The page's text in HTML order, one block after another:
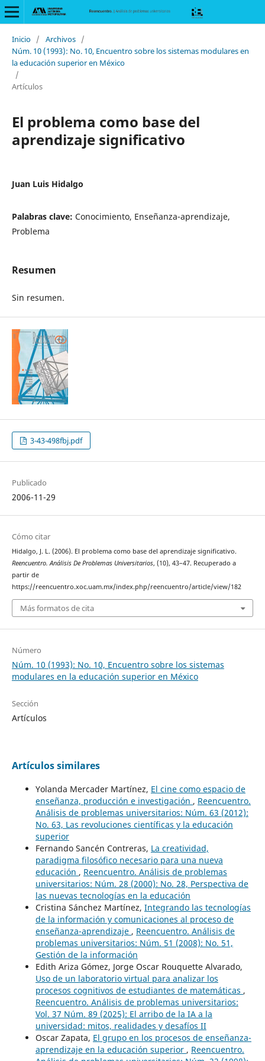
Inicio / Archivos /
Núm. 10 (1993): No. 10, Encuentro sobre los sistemas modulares en
la educación superior en México
/
Artículos
El problema como base del
aprendizaje significativo
Juan Luis Hidalgo
Palabras clave: Conocimiento, Enseñanza-aprendizaje,
Problema
Resumen
Sin resumen.
3-43-498fbj.pdf
Publicado
2006-11-29
Cómo citar
Hidalgo, J. L. (2006). El problema como base del aprendizaje significativo.
Reencuentro. Análisis De Problemas Universitarios, (10), 43–47. Recuperado a
partir de
https://reencuentro.xoc.uam.mx/index.php/reencuentro/article/view/182
Más formatos de cita
Número
Núm. 10 (1993): No. 10, Encuentro sobre los sistemas
modulares en la educación superior en México
Sección
Artículos
Artículos similares
Yolanda Mercader Martínez, El cine como espacio de
enseñanza, producción e investigación , Reencuentro.
Análisis de problemas universitarios: Núm. 63 (2012):
No. 63, Las revoluciones científicas y la educación
superior
Fernando Sancén Contreras, La creatividad,
paradigma filosófico necesario para una nueva
educación , Reencuentro. Análisis de problemas
universitarios: Núm. 28 (2000): No. 28, Perspectiva de
las nuevas tecnologías en la educación
Cristina Sánchez Martínez, Integrando las tecnologías
de la información y comunicaciones al proceso de
enseñanza-aprendizaje , Reencuentro. Análisis de
problemas universitarios: Núm. 51 (2008): No. 51,
Gestión de la información
Edith Ariza Gómez, Jorge Oscar Rouquette Alvarado,
Uso de un laboratorio virtual para analizar los
procesos cognitivos de estudiantes de matemáticas ,
Reencuentro. Análisis de problemas universitarios:
Vol. 37 Núm. 89 (2025): El arribo de la IA a la
universidad: mitos, realidades y desafíos II
Oscar Zapata, El grupo en los procesos de enseñanza-
aprendizaje en la educación superior , Reencuentro.